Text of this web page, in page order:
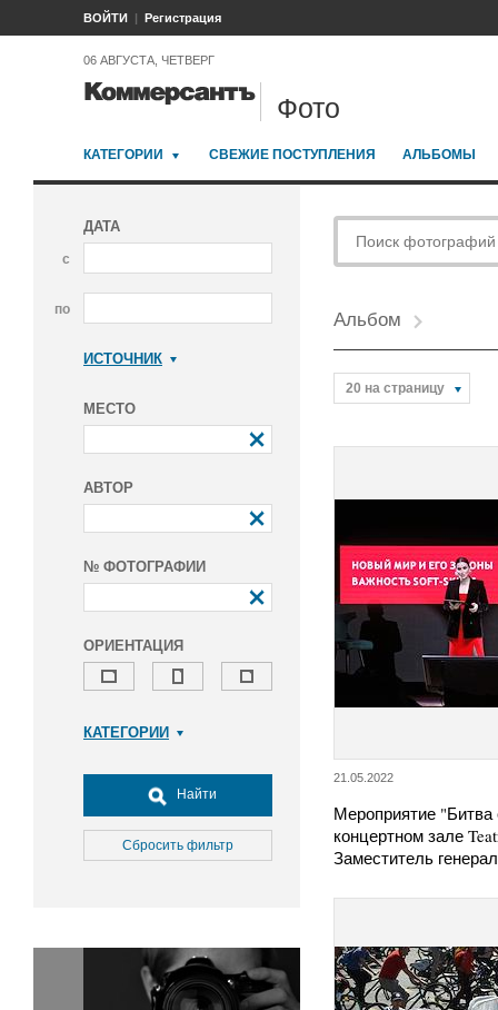
ВОЙТИ Регистрация
06 АВГУСТА, ЧЕТВЕРГ
Фото
КАТЕГОРИИ СВЕЖИЕ ПОСТУПЛЕНИЯ АЛЬБОМЫ
ДАТА
с
по
ИСТОЧНИК
МЕСТО
АВТОР
№ ФОТОГРАФИИ
ОРИЕНТАЦИЯ
КАТЕГОРИИ
Досуг, туризм и отдых
Культура
Медицина
Окружающая среда
Политика
Найти
Сбросить фильтр
Альбом
20 на страницу
21.05.2022
Мероприятие "Битва
концертном зале
Заместитель